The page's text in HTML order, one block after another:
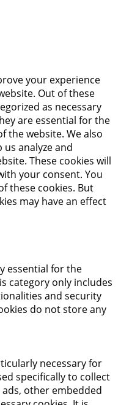
your experience
Out of these
as necessary
are essential for the
the website. We also
analyze and
These cookies will
your consent. You
these cookies. But
may have an effect
essential for the
category only includes
and security
do not store any
necessary for
specifically to collect
other embedded